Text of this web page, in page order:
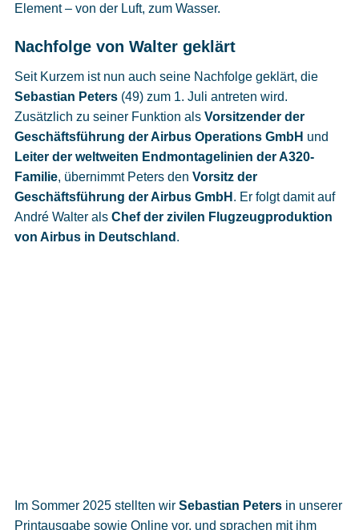
Element – von der Luft, zum Wasser.
Nachfolge von Walter geklärt
Seit Kurzem ist nun auch seine Nachfolge geklärt, die
Sebastian Peters(49) zum 1. Juli antreten wird.
Zusätzlich zu seiner Funktion als Vorsitzender der
Geschäftsführung der Airbus Operations GmbH und
Leiter der weltweiten Endmontagelinien der A320-
Familie, übernimmt Peters den Vorsitz der
Geschäftsführung der Airbus GmbH . Er folgt damit auf
André Walter als Chef der zivilen Flugzeugproduktion
von Airbus in Deutschland .
Im Sommer 2025 stellten wir Sebastian Petersin unserer
Printausgabe sowie Online vor, und sprachen mit ihm